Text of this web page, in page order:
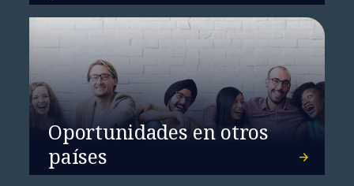
Oportunidades en otros
países